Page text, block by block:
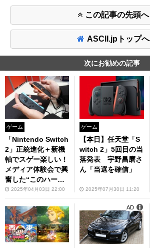
この記事の先頭へ
ASCII.jpトップへ
次にお勧めの記事
ゲーム
「Nintendo Switch
2」正統進化＋新機
軸でスゲー楽しい！
メディア体験会で興
奮した“このハード
でしか味わえない面
白さ”
2025年04月03日 22:00
ゲーム
【本日】任天堂「S
witch 2」5回目の当
落発表 宇野昌磨さ
ん「当選を確信」
2025年07月30日 11:20
AD